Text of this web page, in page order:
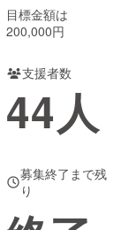
Creation
ミュニティ
目標金額は
200,000円
支援者数
44人
募集終了まで残
り